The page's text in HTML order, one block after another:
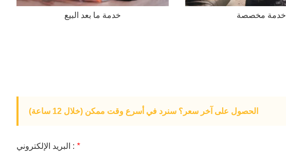
خدمة ما بعد البيع خدمة مخصصة
الحصول على آخر سعر؟ سنرد في أسرع وقت ممكن (خلال 12 ساعة)
البريد الإلكتروني : *